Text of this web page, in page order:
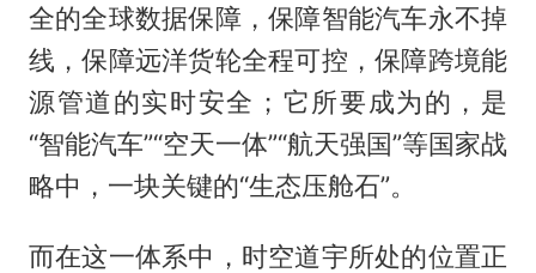
全的全球数据保障，保障智能汽车永不掉
线，保障远洋货轮全程可控，保障跨境能
源管道的实时安全；它所要成为的，是
“智能汽车”“空天一体”“航天强国”等国家战
略中，一块关键的“生态压舱石”。
而在这一体系中，时空道宇所处的位置正